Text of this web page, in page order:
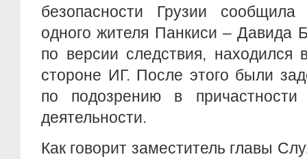
безопасности Грузии
одного жителя Панкиси – Давида
по версии следствия,
стороне ИГ. После этого были
по подозрению в причастности
деятельности.
Как говорит заместитель главы